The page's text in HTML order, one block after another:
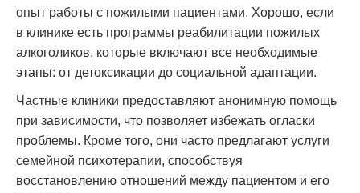
опыт работы с пожилыми пациентами. Хорошо, если
в клинике есть программы реабилитации пожилых
алкоголиков, которые включают все необходимые
этапы: от детоксикации до социальной адаптации.
Частные клиники предоставляют анонимную помощь
при зависимости, что позволяет избежать огласки
проблемы. Кроме того, они часто предлагают услуги
семейной психотерапии, способствуя
восстановлению отношений между пациентом и его